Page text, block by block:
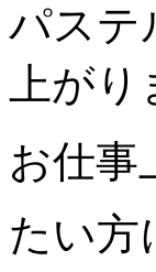
パステ
上が
お仕事
たい方